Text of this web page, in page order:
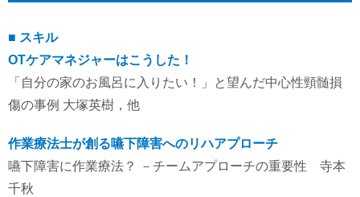
■ スキル
OTケアマネジャーはこうした！
「自分の家のお風呂に入りたい！」と望んだ中心性頸髄損
傷の事例 大塚英樹，他
作業療法士が創る嚥下障害へのリハアプローチ
嚥下障害に作業療法？ －チームアプローチの重要性 寺本
千秋